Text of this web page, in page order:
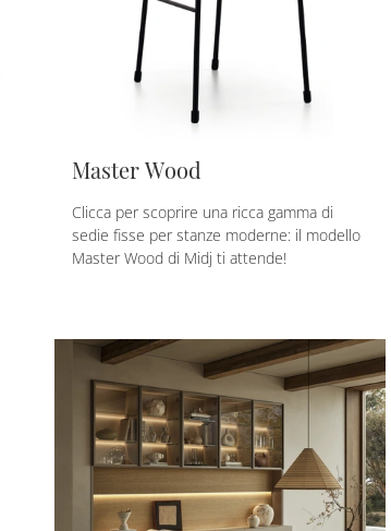
Master Wood
Clicca per scoprire una ricca gamma di
sedie fisse per stanze moderne: il modello
Master Wood di Midj ti attende!